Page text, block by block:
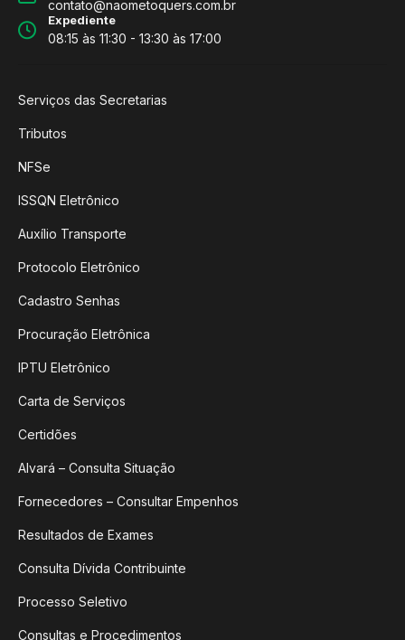
contato@naometoquers.com.br
Expediente
08:15 às 11:30 - 13:30 às 17:00
Serviços das Secretarias
Tributos
NFSe
ISSQN Eletrônico
Auxílio Transporte
Protocolo Eletrônico
Cadastro Senhas
Procuração Eletrônica
IPTU Eletrônico
Carta de Serviços
Certidões
Alvará – Consulta Situação
Fornecedores – Consultar Empenhos
Resultados de Exames
Consulta Dívida Contribuinte
Processo Seletivo
Consultas e Procedimentos